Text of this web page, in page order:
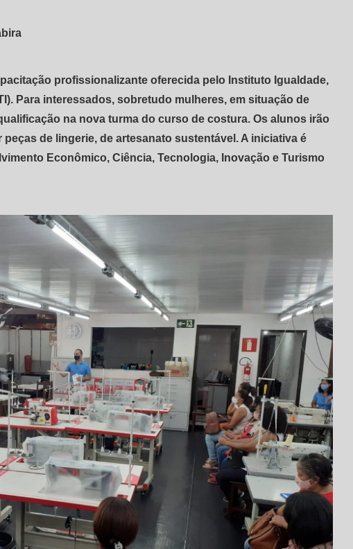
profissionalizante oferecida pelo Instituto Igualdade,
Para interessados, sobretudo mulheres, em situação de
na nova turma do curso de costura. Os alunos irão
de lingerie, de artesanato sustentável. A iniciativa é
Econômico, Ciência, Tecnologia, Inovação e Turismo